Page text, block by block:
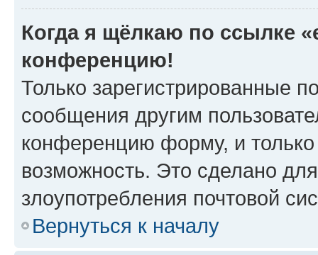
Когда я щёлкаю по ссылке
конференцию!
Только зарегистрированные
сообщения другим
конференцию форму, и
возможность. Это сделано
злоупотребления почтовой
Вернуться к началу